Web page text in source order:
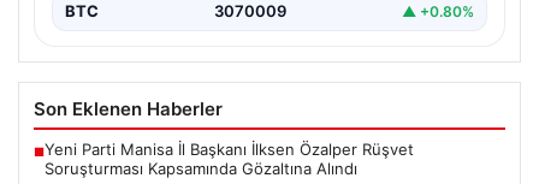
BTC 3070009 ▲ +0.80%
Son Eklenen Haberler
■Yeni Parti Manisa İl Başkanı İlksen Özalper Rüşvet
Soruşturması Kapsamında Gözaltına Alındı